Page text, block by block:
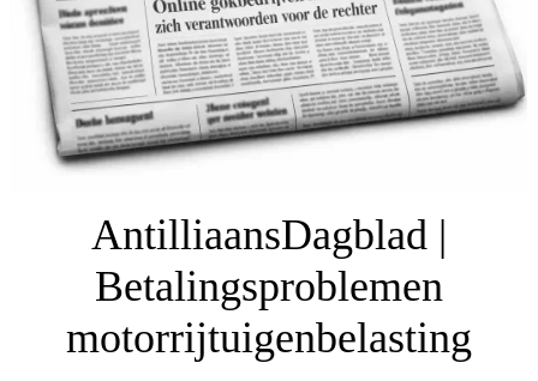
AntilliaansDagblad |
Betalingsproblemen
motorrijtuigenbelasting